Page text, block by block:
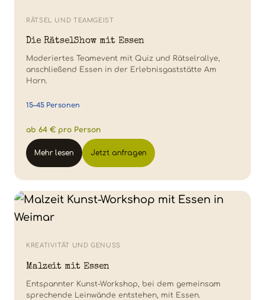
RÄTSEL UND TEAMGEIST
Die RätselShow mit Essen
Moderiertes Teamevent mit Quiz und Rätselrallye,
anschließend Essen in der Erlebnisgaststätte Am
Horn.
15–45 Personen
ab 64 € pro Person
Mehr lesen Jetzt anfragen
KREATIVITÄT UND GENUSS
Malzeit mit Essen
Entspannter Kunst-Workshop, bei dem gemeinsam
sprechende Leinwände entstehen, mit Essen.